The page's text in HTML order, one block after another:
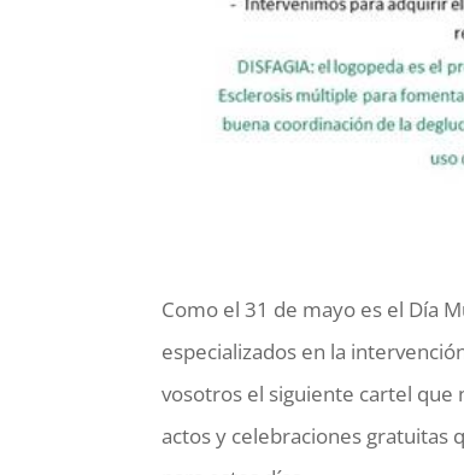
Como el 31 de mayo es el Día
especializados en la
vosotros el siguiente cartel que
actos y celebraciones gratuitas